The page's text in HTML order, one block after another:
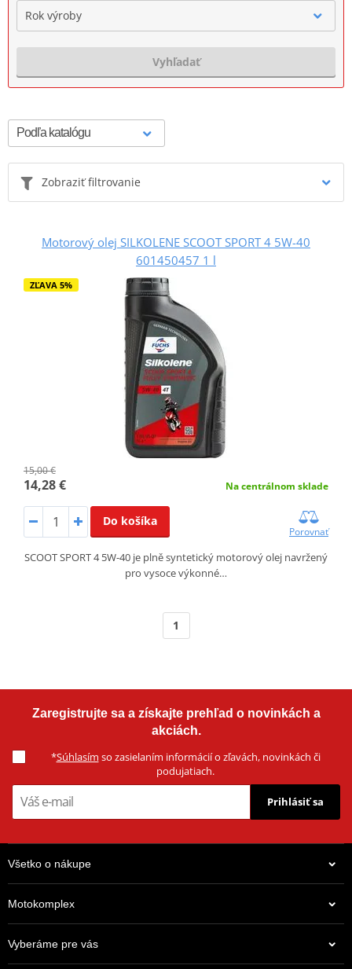
Rok výroby
Vyhľadať
Zobraziť filtrovanie
Motorový olej SILKOLENE SCOOT SPORT 4 5W-40
601450457 1 l
ZĽAVA 5%
15,00 €
14,28 € Na centrálnom sklade
Do košíka
Porovnať
SCOOT SPORT 4 5W-40 je plně syntetický motorový olej navržený
pro vysoce výkonné…
1
Zaregistrujte sa a získajte prehľad o novinkách a
akciách.
*Súhlasím so zasielaním informácií o zľavách, novinkách či
podujatiach.
Prihlásiť sa
Všetko o nákupe
Motokomplex
Vyberáme pre vás